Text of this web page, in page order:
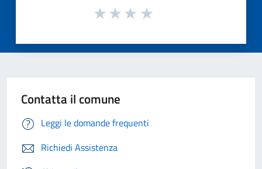
Contatta il comune
Leggi le domande frequenti
Richiedi Assistenza